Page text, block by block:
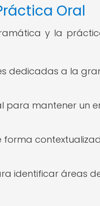
Oral
y la
dedicadas a la
para mantener un
forma
identificar áreas